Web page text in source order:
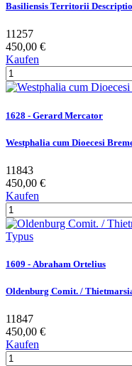
Basiliensis Territorii Descriptio
11257
450,00 €
Kaufen
1628 - Gerard Mercator
Westphalia cum Dioecesi
11843
450,00 €
Kaufen
1609 - Abraham Ortelius
Oldenburg Comit. /
11847
450,00 €
Kaufen